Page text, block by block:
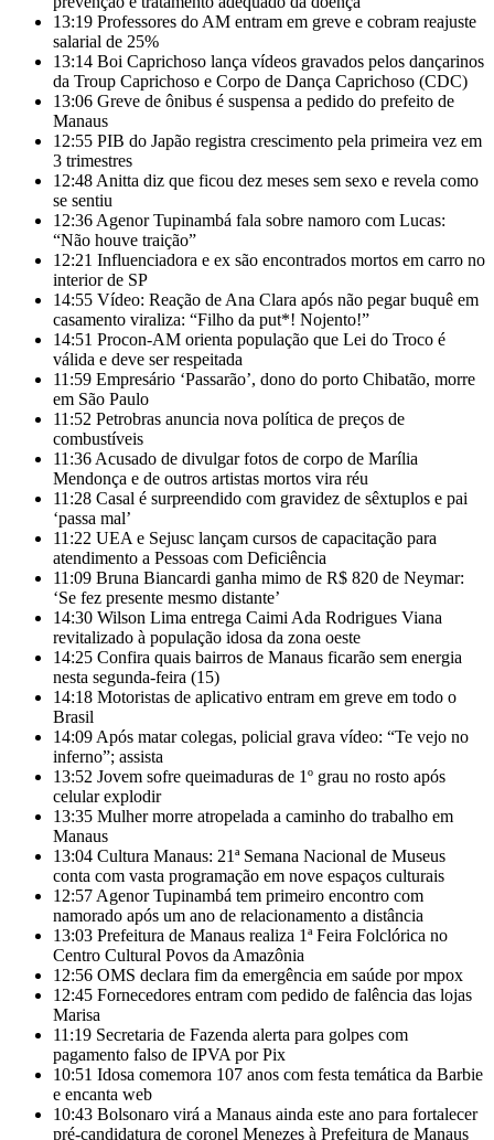
13:19 Professores do AM entram em greve e cobram reajuste
salarial de 25%
13:14 Boi Caprichoso lança vídeos gravados pelos dançarinos
da Troup Caprichoso e Corpo de Dança Caprichoso (CDC)
13:06 Greve de ônibus é suspensa a pedido do prefeito de
Manaus
12:55 PIB do Japão registra crescimento pela primeira vez em
3 trimestres
12:48 Anitta diz que ficou dez meses sem sexo e revela como
se sentiu
12:36 Agenor Tupinambá fala sobre namoro com Lucas:
“Não houve traição”
12:21 Influenciadora e ex são encontrados mortos em carro no
interior de SP
14:55 Vídeo: Reação de Ana Clara após não pegar buquê em
casamento viraliza: “Filho da put*! Nojento!”
14:51 Procon-AM orienta população que Lei do Troco é
válida e deve ser respeitada
11:59 Empresário ‘Passarão’, dono do porto Chibatão, morre
em São Paulo
11:52 Petrobras anuncia nova política de preços de
combustíveis
11:36 Acusado de divulgar fotos de corpo de Marília
Mendonça e de outros artistas mortos vira réu
11:28 Casal é surpreendido com gravidez de sêxtuplos e pai
‘passa mal’
11:22 UEA e Sejusc lançam cursos de capacitação para
atendimento a Pessoas com Deficiência
11:09 Bruna Biancardi ganha mimo de R$ 820 de Neymar:
‘Se fez presente mesmo distante’
14:30 Wilson Lima entrega Caimi Ada Rodrigues Viana
revitalizado à população idosa da zona oeste
14:25 Confira quais bairros de Manaus ficarão sem energia
nesta segunda-feira (15)
14:18 Motoristas de aplicativo entram em greve em todo o
Brasil
14:09 Após matar colegas, policial grava vídeo: “Te vejo no
inferno”; assista
13:52 Jovem sofre queimaduras de 1º grau no rosto após
celular explodir
13:35 Mulher morre atropelada a caminho do trabalho em
Manaus
13:04 Cultura Manaus: 21ª Semana Nacional de Museus
conta com vasta programação em nove espaços culturais
12:57 Agenor Tupinambá tem primeiro encontro com
namorado após um ano de relacionamento a distância
13:03 Prefeitura de Manaus realiza 1ª Feira Folclórica no
Centro Cultural Povos da Amazônia
12:56 OMS declara fim da emergência em saúde por mpox
12:45 Fornecedores entram com pedido de falência das lojas
Marisa
11:19 Secretaria de Fazenda alerta para golpes com
pagamento falso de IPVA por Pix
10:51 Idosa comemora 107 anos com festa temática da Barbie
e encanta web
10:43 Bolsonaro virá a Manaus ainda este ano para fortalecer
pré-candidatura de coronel Menezes à Prefeitura de Manaus